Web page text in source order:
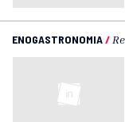
ENOGASTRONOMIA/